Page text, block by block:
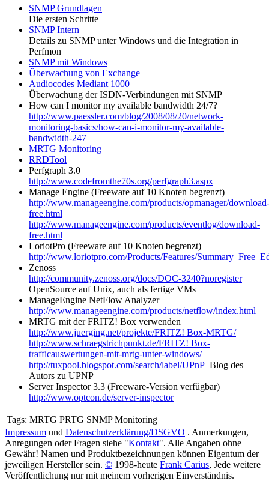
SNMP Grundlagen
Die ersten Schritte
SNMP Intern
Details zu SNMP unter Windows und die Integration in
Perfmon
SNMP mit Windows
Überwachung von Exchange
Audiocodes Mediant 1000
Überwachung der ISDN-Verbindungen mit SNMP
How can I monitor my available bandwidth 24/7?
http://www.paessler.com/blog/2008/08/20/network-
monitoring-basics/how-can-i-monitor-my-available-
bandwidth-247
MRTG Monitoring
RRDTool
Perfgraph 3.0
http://www.codefromthe70s.org/perfgraph3.aspx
Manage Engine (Freeware auf 10 Knoten begrenzt)
http://www.manageengine.com/products/opmanager/download-
free.html
http://www.manageengine.com/products/eventlog/download-
free.html
LoriotPro (Freeware auf 10 Knoten begrenzt)
http://www.loriotpro.com/Products/Features/
Zenoss
http://community.zenoss.org/docs/DOC-3240?noregister
OpenSource auf Unix, auch als fertige VMs
ManageEngine NetFlow Analyzer
http://www.manageengine.com/products/netflow/index.html
MRTG mit der FRITZ! Box verwenden
http://www.juerging.net/projekte/FRITZ! Box-MRTG/
http://www.schraegstrichpunkt.de/FRITZ! Box-
trafficauswertungen-mit-mrtg-unter-windows/
http://tuxpool.blogspot.com/search/label/UPnP Blog des
Autors zu UPNP
Server Inspector 3.3 (Freeware-Version verfügbar)
http://www.optcon.de/server-inspector
Tags: MRTG PRTG SNMP Monitoring
Impressum und Datenschutzerklärung/DSGVO . Anmerkungen,
Anregungen oder Fragen siehe "Kontakt". Alle Angaben ohne
Gewähr! Namen und Produktbezeichnungen können Eigentum der
jeweiligen Hersteller sein. © 1998-heute Frank Carius, Jede weitere
Veröffentlichung nur mit meinem vorherigen Einverständnis.